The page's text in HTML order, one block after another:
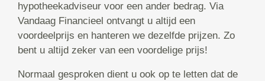
hypotheekadviseur voor een ander bedrag. Via
Vandaag Financieel ontvangt u altijd een
voordeelprijs en hanteren we dezelfde prijzen. Zo
bent u altijd zeker van een voordelige prijs!
Normaal gesproken dient u ook op te letten dat de